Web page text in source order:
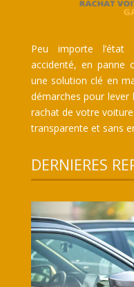
Peu importe l’état
accidenté, en panne
une solution clé en
démarches pour
rachat de votre
transparente et sans
DERNIERES